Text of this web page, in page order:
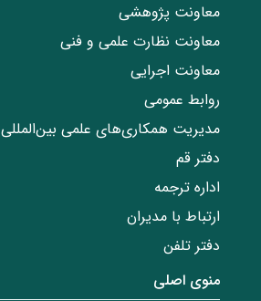
معاونت پژوهشی
معاونت نظارت علمی و فنی
معاونت اجرایی
روابط عمومی
مدیریت همکاری‌های علمی بین‌المللی
دفتر قم
اداره ترجمه
ارتباط با مدیران
دفتر تلفن
منوی اصلی